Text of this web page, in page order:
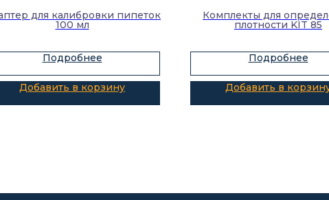
для калибровки пипеток
100 мл
Подробнее
Добавить в корзину
Комплекты для
плотности KIT 85
Подробнее
Добавить в